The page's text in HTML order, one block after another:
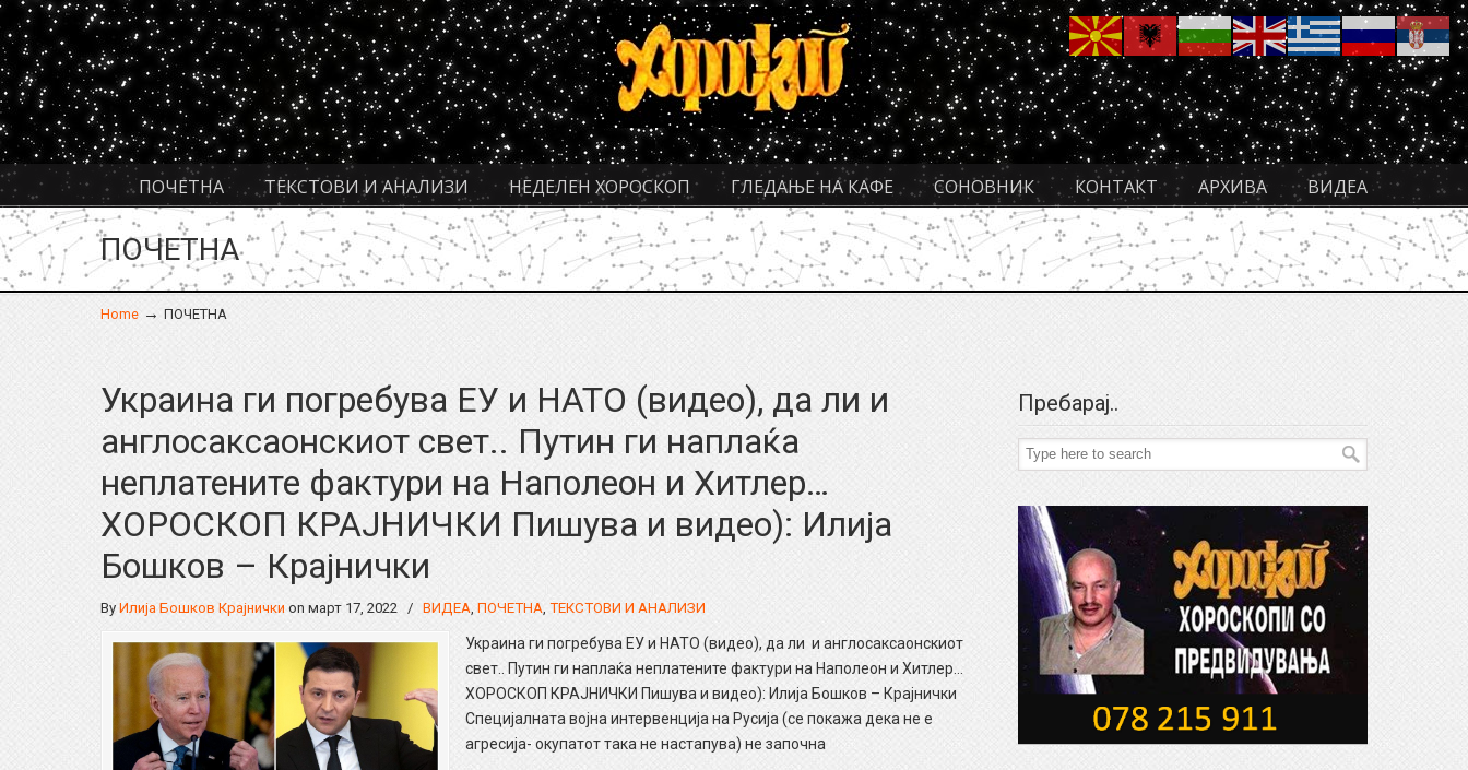
ПОЧЕТНА ТЕКСТОВИ И АНАЛИЗИ НЕДЕЛЕН ХОРОСКОП ГЛЕДАЊЕ НА КАФЕ СОНОВНИК КОНТАКТ АРХИВА ВИДЕА
Navigation
ПОЧЕТНА
Home → ПОЧЕТНА
Украина ги погребува ЕУ и НАТО (видео), да ли и
англосаксаонскиот свет.. Путин ги наплаќа
неплатените фактури на Наполеон и Хитлер…
ХОРОСКОП КРАЈНИЧКИ Пишува и видео): Илија
Бошков – Крајнички
By Илија Бошков Крајнички on март 17, 2022 / ВИДЕА, ПОЧЕТНА, ТЕКСТОВИ И АНАЛИЗИ
Украина ги погребува ЕУ и НАТО (видео), да ли и англосаксаонскиот
свет.. Путин ги наплаќа неплатените фактури на Наполеон и Хитлер…
ХОРОСКОП КРАЈНИЧКИ Пишува и видео): Илија Бошков – Крајнички
Специјалната војна интервенција на Русија (се покажа дека не е
агресија- окупатот така не настапува) не започна
Пребарај..